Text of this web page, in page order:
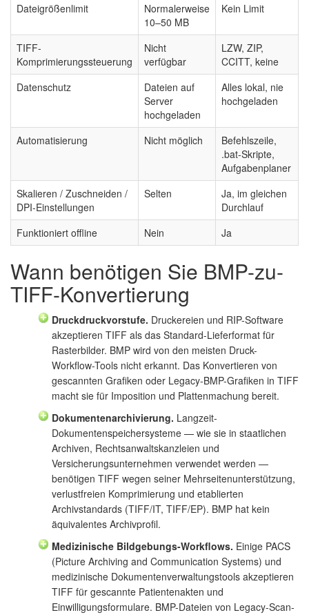
Dateigrößenlimit
Normalerweise
10–50 MB
Kein Limit
TIFF-
Komprimierungssteuerung
Nicht
verfügbar
LZW, ZIP,
CCITT, keine
Datenschutz
Dateien auf
Server
hochgeladen
Alles lokal, nie
hochgeladen
Automatisierung Nicht möglich
Befehlszeile,
.bat-Skripte,
Aufgabenplaner
Skalieren / Zuschneiden /
DPI-Einstellungen
Selten
Ja, im gleichen
Durchlauf
Funktioniert offline
Nein Ja
Wann benötigen Sie BMP-zu-
TIFF-Konvertierung
Druckdruckvorstufe. Druckereien und RIP-Software
akzeptieren TIFF als das Standard-Lieferformat für
Rasterbilder. BMP wird von den meisten Druck-
Workflow-Tools nicht erkannt. Das Konvertieren von
gescannten Grafiken oder Legacy-BMP-Grafiken in TIFF
macht sie für Imposition und Plattenmachung bereit.
Dokumentenarchivierung. Langzeit-
Dokumentenspeichersysteme — wie sie in staatlichen
Archiven, Rechtsanwaltskanzleien und
Versicherungsunternehmen verwendet werden —
benötigen TIFF wegen seiner Mehrseitenunterstützung,
verlustfreien Komprimierung und etablierten
Archivstandards (TIFF/IT, TIFF/EP). BMP hat kein
äquivalentes Archivprofil.
Medizinische Bildgebungs-Workflows. Einige PACS
(Picture Archiving and Communication Systems) und
medizinische Dokumentenverwaltungstools akzeptieren
TIFF für gescannte Patientenakten und
Einwilligungsformulare. BMP-Dateien von Legacy-Scan-